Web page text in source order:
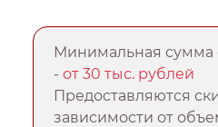
Минимальная сумма
-от 30 тыс. рублей
Предоставляются
зависимости от